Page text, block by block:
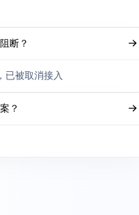
断？
已被取消接入
？